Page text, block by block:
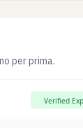
per prima.